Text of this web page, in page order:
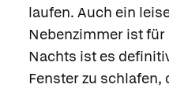
laufen. Auch ein
Nebenzimmer ist
Nachts ist es
Fenster zu schlafen,